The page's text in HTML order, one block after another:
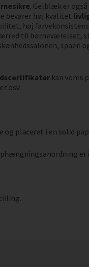
. Gelblæk er også
bevarer høj kvalitet
høj
til børneværelset,
spaen
kan vores
osv.
placeret i en solid
er